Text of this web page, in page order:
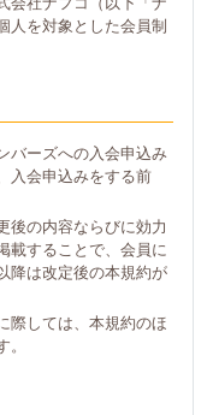
人を対象とした会員制
バーズへの入会申込み
入会申込みをする前
後の内容ならびに効力
載することで、会員に
降は改定後の本規約が
際しては、本規約のほ